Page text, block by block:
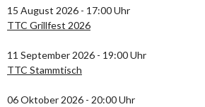
15 August 2026 - 17:00 Uhr
TTC Grillfest 2026
11 September 2026 - 19:00 Uhr
TTC Stammtisch
06 Oktober 2026 - 20:00 Uhr